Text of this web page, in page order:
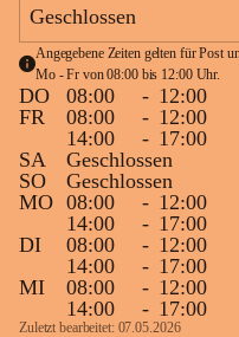
Geschlossen
Angegebene Zeiten gelten für Post
Mo - Fr von 08:00 bis 12:00 Uhr.
DO 08:00 - 12:00
FR
08:00 - 12:00
14:00
- 17:00
SA
Geschlossen
SO
Geschlossen
MO 08:00 - 12:00
14:00
- 17:00
DI
08:00 - 12:00
14:00
- 17:00
MI
08:00 - 12:00
14:00
- 17:00
Zuletzt bearbeitet: 07.05.2026